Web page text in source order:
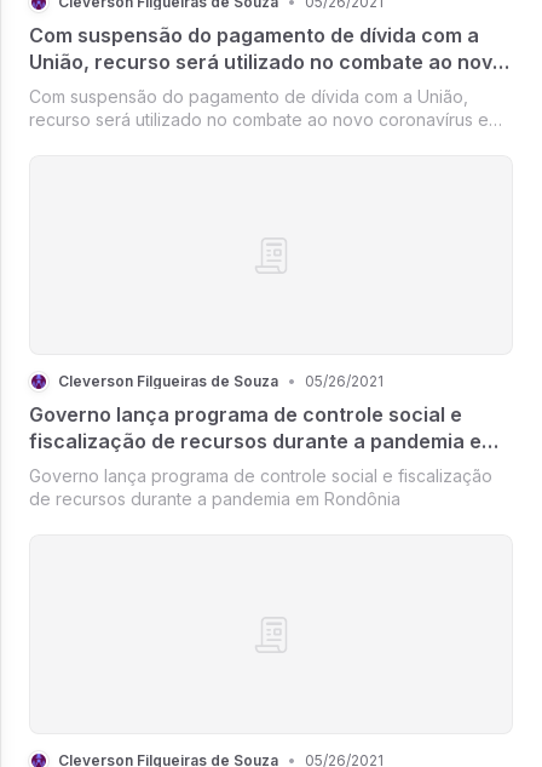
Com suspensão do pagamento de dívida com a
União, recurso será utilizado no combate ao novo
coronavírus em Rondônia
Com suspensão do pagamento de dívida com a União,
recurso será utilizado no combate ao novo coronavírus em
Cleverson Filgueiras de Souza • 05/26/2021
Governo lança programa de controle social e
fiscalização de recursos durante a pandemia em
Rondônia
Governo lança programa de controle social e fiscalização
de recursos durante a pandemia em Rondônia
Cleverson Filgueiras de Souza • 05/26/2021